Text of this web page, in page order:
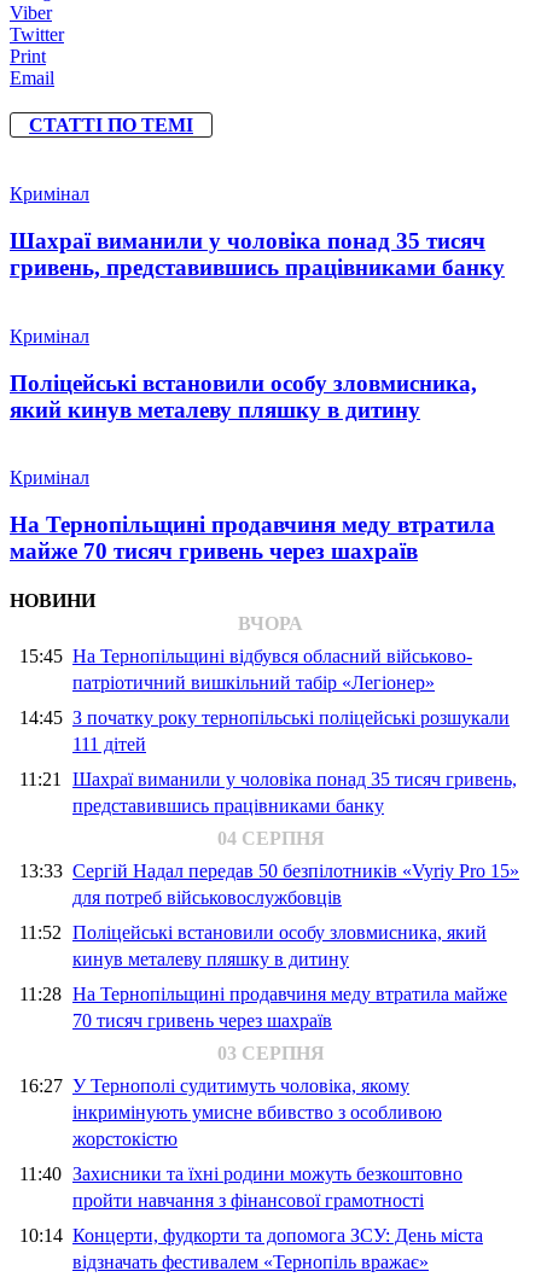
Viber
Twitter
Print
Email
СТАТТІ ПО ТЕМІ
Кримінал
Шахраї виманили у чоловіка понад 35 тисяч
гривень, представившись працівниками банку
Кримінал
Поліцейські встановили особу зловмисника,
який кинув металеву пляшку в дитину
Кримінал
На Тернопільщині продавчиня меду втратила
майже 70 тисяч гривень через шахраїв
НОВИНИ
ВЧОРА
15:45 На Тернопільщині відбувся обласний військово-
патріотичний вишкільний табір «Легіонер»
14:45 З початку року тернопільські поліцейські розшукали
111 дітей
11:21 Шахраї виманили у чоловіка понад 35 тисяч гривень,
представившись працівниками банку
04 СЕРПНЯ
13:33 Сергій Надал передав 50 безпілотників «Vyriy Pro 15»
для потреб військовослужбовців
11:52 Поліцейські встановили особу зловмисника, який
кинув металеву пляшку в дитину
11:28 На Тернопільщині продавчиня меду втратила майже
70 тисяч гривень через шахраїв
03 СЕРПНЯ
16:27 У Тернополі судитимуть чоловіка, якому
інкримінують умисне вбивство з особливою
жорстокістю
11:40 Захисники та їхні родини можуть безкоштовно
пройти навчання з фінансової грамотності
10:14 Концерти, фудкорти та допомога ЗСУ: День міста
відзначать фестивалем «Тернопіль вражає»